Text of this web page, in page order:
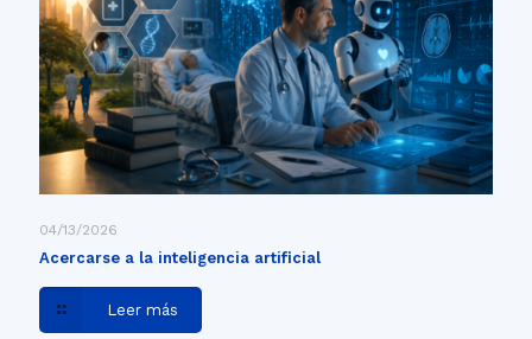
04/13/2026
Acercarse a la inteligencia artificial
Leer más